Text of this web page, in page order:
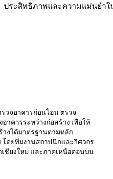
ประสิทธิภาพและความแม่นยำใ
วจอาคารก่อนโอน ตรวจ
าคารระหว่างก่อสร้าง เพื่อให้
างได้มาตรฐานตามหลัก
ดยทีมงานสถาปนิกและวิศวกร
ชียงใหม่ และภาคเหนือตอนบน